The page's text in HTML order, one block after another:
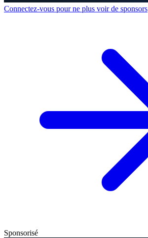
Connectez-vous pour ne plus voir de sponsors
Sponsorisé